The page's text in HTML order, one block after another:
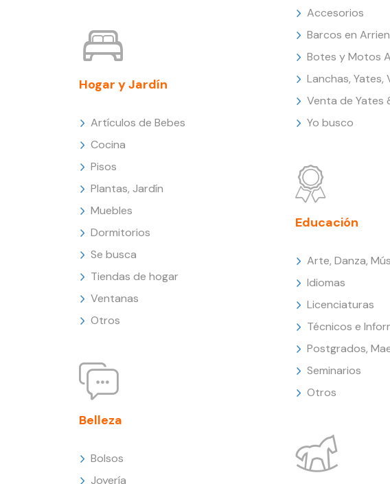
Hogar y Jardín
Artículos de Bebes
Cocina
Pisos
Plantas, Jardín
Muebles
Dormitorios
Se busca
Tiendas de hogar
Ventanas
Otros
Belleza
Bolsos
Joyería
Accesorios
Barcos en
Botes y Motos
Lanchas, Yates,
Venta de Yates
Yo busco
Educación
Arte, Danza,
Idiomas
Licenciaturas
Técnicos e
Postgrados,
Seminarios
Otros